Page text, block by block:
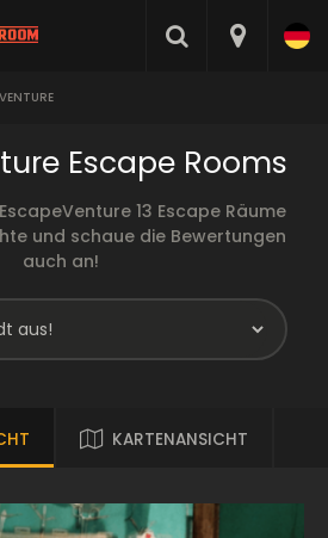
Escape Rooms
13 Escape Räume
und schaue die Bewertungen
auch an!
KARTENANSICHT